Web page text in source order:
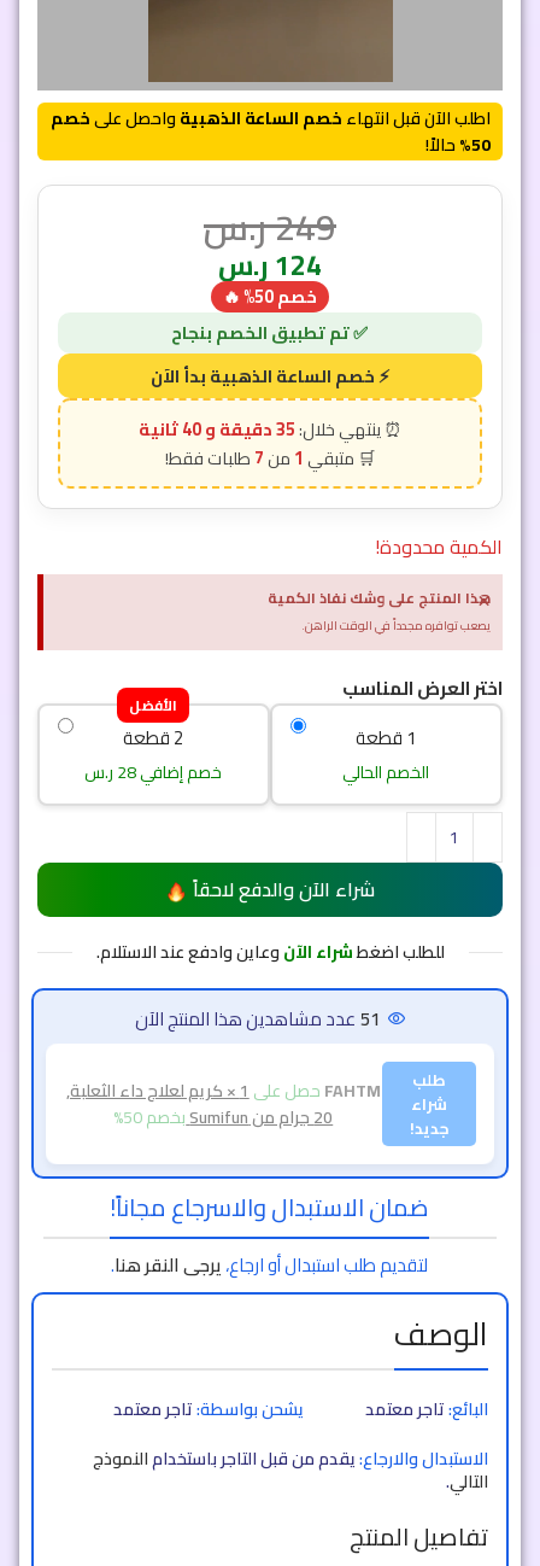
اطلب الآن قبل انتهاءخصم الساعة الذهبيةواحصل علىخصم
50% حالاً!
249ر.س
124ر.س
خصم 50% 🔥
35 دقيقة و 38 ثانية
1
7
الكمية محدودة!
هذا المنتج على وشك نفاذ الكمية
يصعب توافره مجدداً في الوقت الراهن.
×
اختر العرض المناسب
1 قطعة
الخصم الحالي
الأفضل
2 قطعة
خصم إضافي 28 ر.س
شراء الآن والدفع لاحقاً
للطلب اضغطشراء الآنوعاين وادفع عند الاستلام.
51عدد مشاهدين هذا المنتج الآن
طلب
شراء
جديد!
FAHTMحصل على 1 × كريم لعلاج داء الثعلبة,
20 جرام من Sumifun
بخصم 50%
ضمان الاستبدال والاسرجاع مجاناً!
لتقديم طلب استبدال أو ارجاع،يرجى النقر هنا.
الوصف
البائع:تاجر معتمد يشحن بواسطة:تاجر معتمد
الاستبدال والارجاع:يقدم من قبل التاجر باستخدامالنموذج
التالي.
تفاصيل المنتج